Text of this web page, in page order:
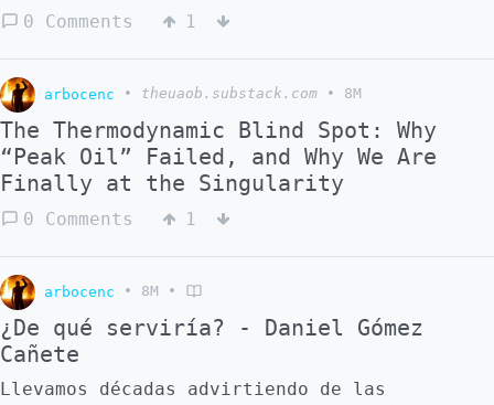
0 Comments 1
arbocenc • theuaob.substack.com • 8M
The Thermodynamic Blind Spot: Why
“Peak Oil” Failed, and Why We Are
Finally at the Singularity
0 Comments 1
arbocenc • 8M •
¿De qué serviría? - Daniel Gómez
Cañete
Llevamos décadas advirtiendo de las